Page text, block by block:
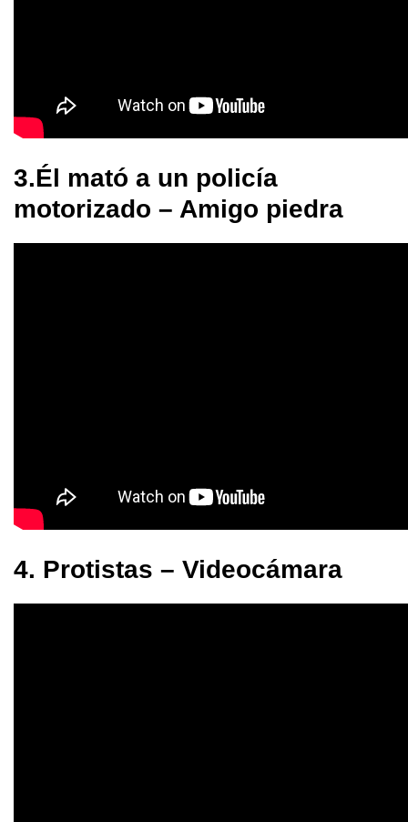
3.Él mató a un policía
motorizado – Amigo piedra
4. Protistas – Videocámara